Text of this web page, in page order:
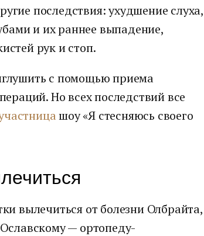
последствия: ухудшение слуха,
и их раннее выпадение,
рук и стоп.
с помощью приема
Но всех последствий все
шоу «Я стесняюсь своего
вылечиться от болезни Олбрайта,
— ортопеду-